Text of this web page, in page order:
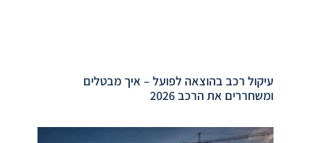
עיקול רכב בהוצאה לפועל – איך מבטלים
ומשחררים את הרכב 2026